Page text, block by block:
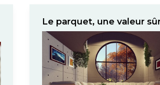
Le parquet, une valeur